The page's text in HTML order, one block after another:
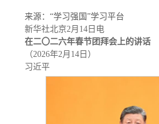
来源：“学习强国”学习平台
新华社北京2月14日电
在二〇二六年春节团拜会上的讲话
（2026年2月14日）
习近平